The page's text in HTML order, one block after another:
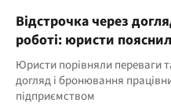
Відстрочка через
роботі: юристи
Юристи порівняли переваги
догляд і бронювання
підприємством